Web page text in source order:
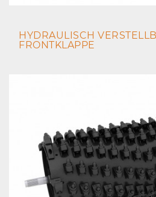
HYDRAULISCH
FRONTKLAPPE